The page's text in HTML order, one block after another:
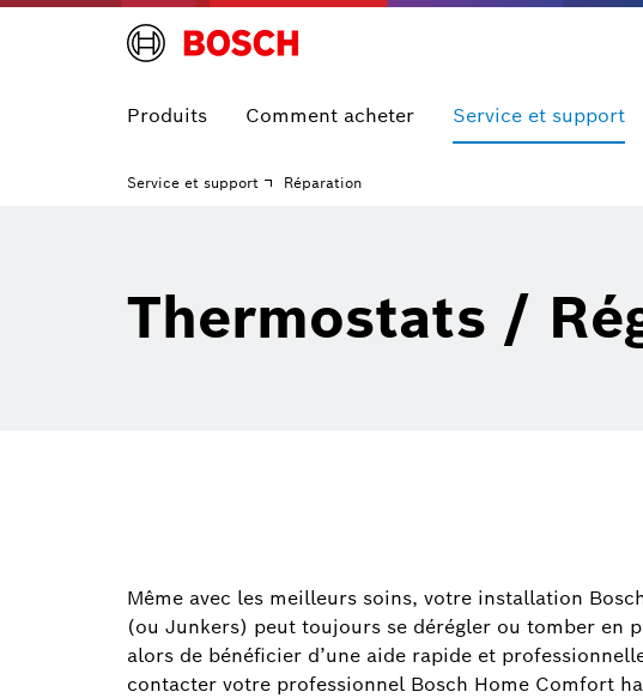
Produits Comment acheter Service et support
Service et support Réparation
Thermostats /
Même avec les meilleurs soins, votre installation
(ou Junkers) peut toujours se dérégler ou tomber en
alors de bénéficier d’une aide rapide et
contacter votre professionnel Bosch Home Comfort